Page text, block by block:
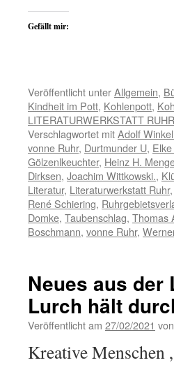
Gefällt mir:
Veröffentlicht unterAllgemein,
Kindheit im Pott, Kohlenpott,
LITERATURWERKSTATT RUHR
Verschlagwortet mitAdolf
vonne Ruhr, Durtmunder U,
Gölzenlkeuchter, Heinz H.
Dirksen, Joachim Wittkowski.,
Literatur, Literaturwerkstatt Ruhr,
René Schiering,
Domke, Taubenschlag, Thomas
Boschmann, vonne Ruhr,
Neues aus der
Lurch hält
Veröffentlicht am 27/02/2021 von
Kreative Menschen